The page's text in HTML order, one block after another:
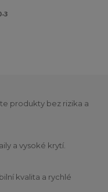
3
produkty bez rizika a
a vysoké krytí.
kvalita a rychlé